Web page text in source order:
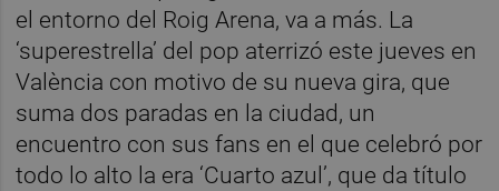
el entorno del Roig Arena, va a más. La
‘superestrella’ del pop aterrizó este jueves en
València con motivo de su nueva gira, que
suma dos paradas en la ciudad, un
encuentro con sus fans en el que celebró por
todo lo alto la era ‘Cuarto azul’, que da título